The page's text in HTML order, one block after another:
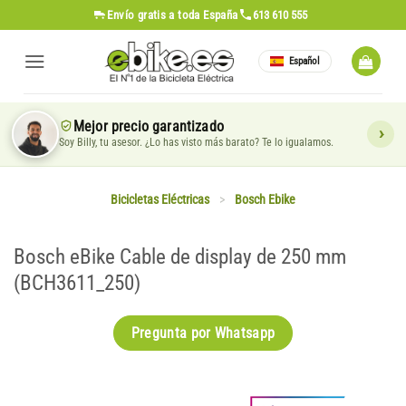
al
contenido
Envío gratis a toda España 613 610 555
Español
Mejor precio garantizado
Soy Billy, tu asesor. ¿Lo has visto más barato? Te lo igualamos.
Bicicletas Eléctricas > Bosch Ebike
Bosch eBike Cable de display de 250 mm
(BCH3611_250)
Pregunta por Whatsapp